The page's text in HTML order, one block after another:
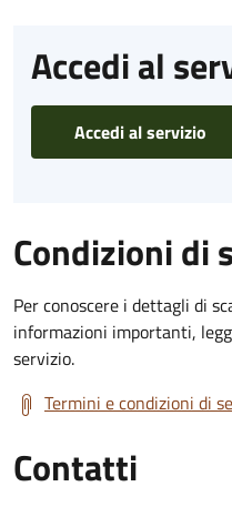
Accedi al
Accedi al servizio
Condizioni di
Per conoscere i dettagli di
informazioni importanti,
servizio.
Termini e condizioni di
Contatti